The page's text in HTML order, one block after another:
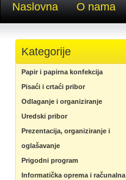
Naslovna O nama
Kategorije
Papir i papirna konfekcija
Pisaći i crtaći pribor
Odlaganje i organiziranje
Uredski pribor
Prezentacija, organiziranje i
oglašavanje
Prigodni program
Informatička oprema i računalna